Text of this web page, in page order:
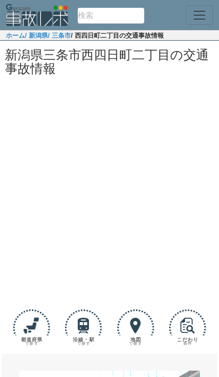
ホーム/ 新潟県/ 三条市/ 西四日町二丁目の交通事故情報
新潟県三条市西四日町二丁目の交通
事故情報
都道府県
で探す
沿線・駅
で探す
地図
で探す
こだわり
条件